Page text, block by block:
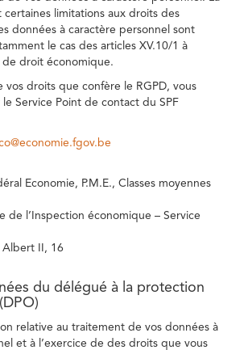
certaines limitations aux droits des
données à caractère personnel sont
le cas des articles XV.10/1 à
droit économique.
vos droits que confère le RGPD, vous
Service Point de contact du SPF
Economie, P.M.E., Classes moyennes
de l’Inspection économique – Service
Albert II, 16
du délégué à la protection
relative au traitement de vos données à
et à l’exercice de des droits que vous